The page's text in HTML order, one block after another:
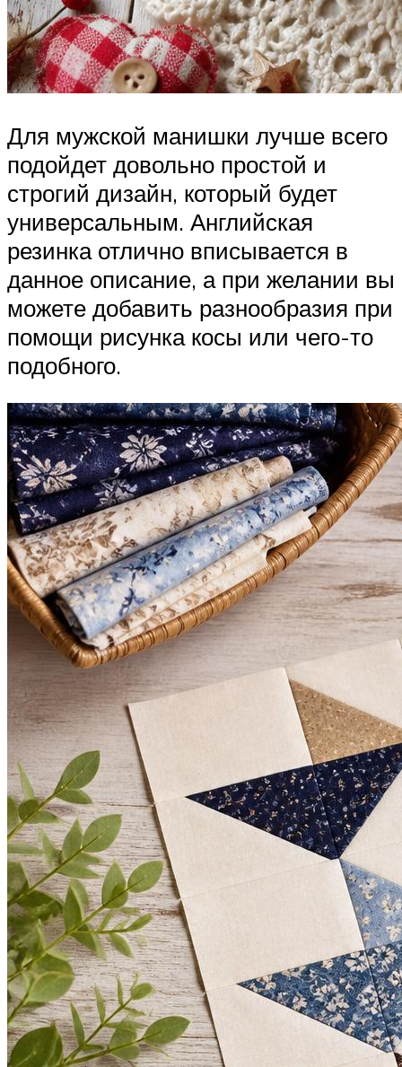
Для мужской манишки лучше всего
подойдет довольно простой и
строгий дизайн, который будет
универсальным. Английская
резинка отлично вписывается в
данное описание, а при желании вы
можете добавить разнообразия при
помощи рисунка косы или чего-то
подобного.